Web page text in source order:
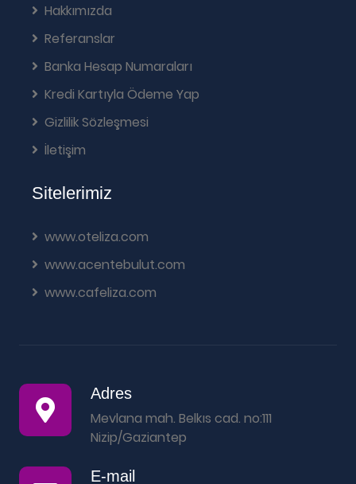
Hakkımızda
Referanslar
Banka Hesap Numaraları
Kredi Kartıyla Ödeme Yap
Gizlilik Sözleşmesi
İletişim
Sitelerimiz
www.oteliza.com
www.acentebulut.com
www.cafeliza.com
Adres
Mevlana mah. Belkıs cad. no:111
Nizip/Gaziantep
E-mail